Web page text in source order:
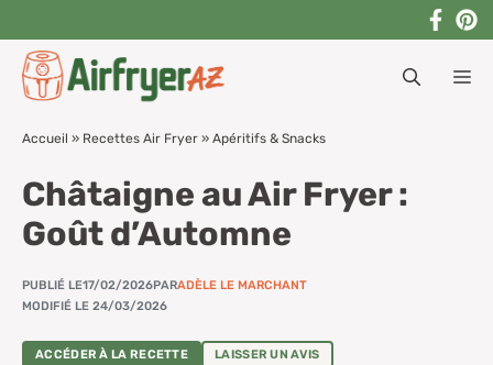
contenu
Accueil » Recettes Air Fryer » Apéritifs & Snacks
Châtaigne au Air Fryer :
Goût d’Automne
PUBLIÉ LE17/02/2026PARADÈLE LE MARCHANT
MODIFIÉ LE 24/03/2026
ACCÉDER À LA RECETTE LAISSER UN AVIS